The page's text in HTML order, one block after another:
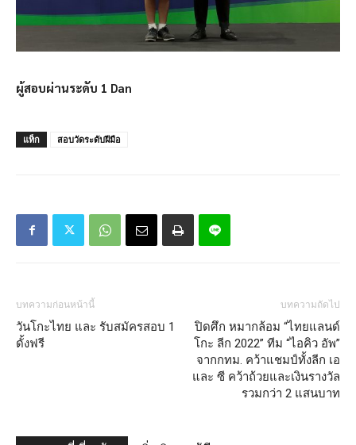
ผู้สอบผ่านระดับ 1 Dan
แท็ก สอบวัดระดับฝีมือ
บทความก่อนหน้านี้
วันโกะไทย และ รับสมัครสอบ 1
ดั้งฟรี
บทความถัดไป
ปิดศึก หมากล้อม “ไทยแลนด์
โกะ ลีก 2022” ทีม “ไอคิว อัพ”
จากกทม. คว้าแชมป์ทั้งลีก เอ
และ ซี คว้าถ้วยและเงินรางวัล
รวมกว่า 2 แสนบาท